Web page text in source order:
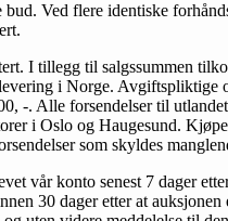
Ved flere identiske
I tillegg til salgssummen
i Norge.
-. Alle forsendelser til
i Oslo og Haugesund.
som skyldes
vår konto senest 7 dager
30 dager etter at